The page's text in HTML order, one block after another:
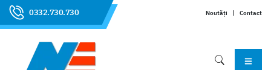
0332.730.730 Noutăți | Contact